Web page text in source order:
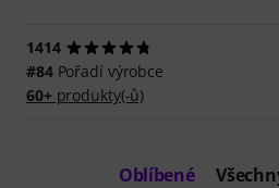
1414
#84Pořadí výrobce
60+produkty(-ů)
Oblíbené